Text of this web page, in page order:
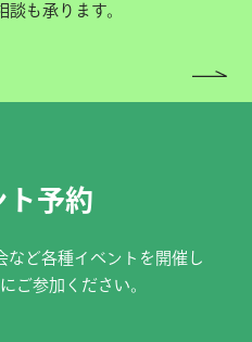
談も承ります。
ト予約
など各種イベントを開催し
ご参加ください。